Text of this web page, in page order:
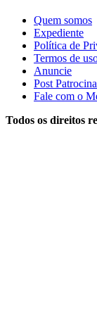
Quem somos
Expediente
Política de
Termos de
Anuncie
Post
Fale com o
Todos os direitos